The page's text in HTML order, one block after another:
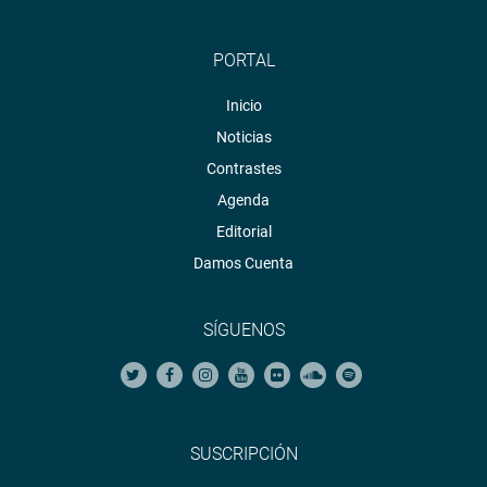
PORTAL
Inicio
Noticias
Contrastes
Agenda
Editorial
Damos Cuenta
SÍGUENOS
SUSCRIPCIÓN